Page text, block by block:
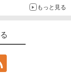
パソコン Windo
ク Core i5 第7世
CD DVD 再生可
ートパソコン 中古
Windows11 Offic
｜ SSD 256G
DDR4/5｜ デ
インチ/27イン
VA ノングレア
液晶モニター ア
*
もっと見る